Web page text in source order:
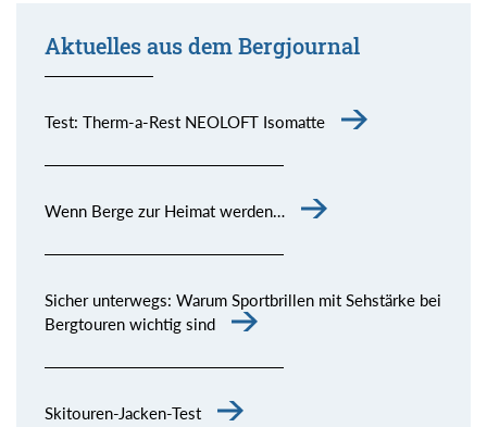
Aktuelles aus dem Bergjournal
Test: Therm-a-Rest NEOLOFT Isomatte
Wenn Berge zur Heimat werden…
Sicher unterwegs: Warum Sportbrillen mit Sehstärke bei
Bergtouren wichtig sind
Skitouren-Jacken-Test